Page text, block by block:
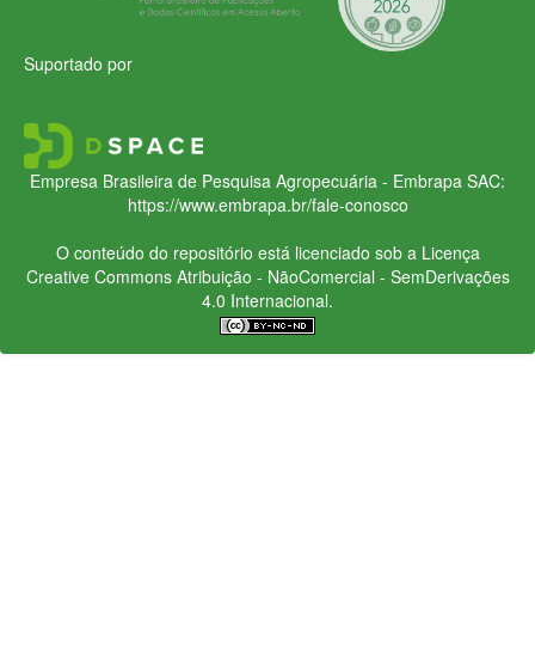
Suportado por
Empresa Brasileira de Pesquisa Agropecuária - Embrapa SAC:
https://www.embrapa.br/fale-conosco
O conteúdo do repositório está licenciado sob a Licença
Creative CommonsAtribuição - NãoComercial - SemDerivações
4.0 Internacional.